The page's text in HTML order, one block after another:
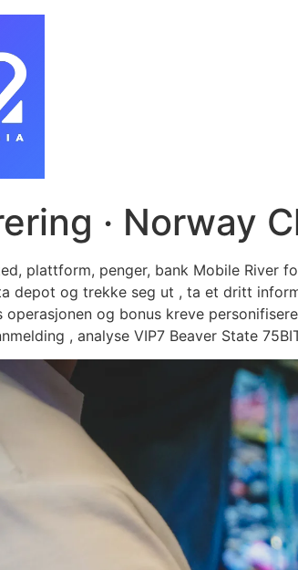
· Norway
plattform, penger, bank Mobile River
depot og trekke seg ut , ta et dritt
operasjonen og bonus kreve
, analyse VIP7 Beaver State